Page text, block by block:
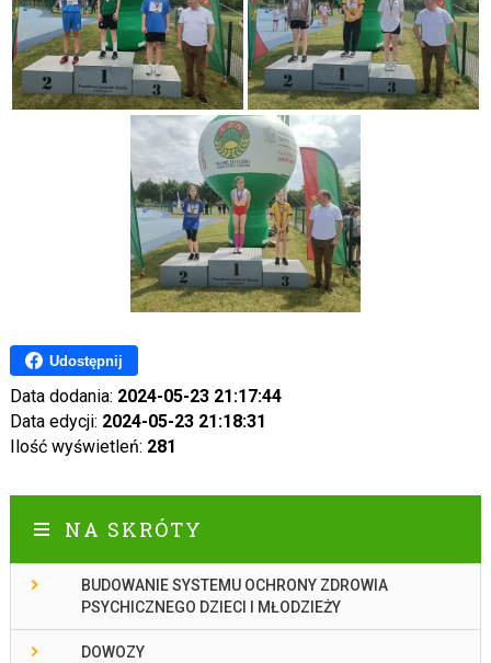
Udostępnij
Data dodania: 2024-05-23 21:17:44
Data edycji: 2024-05-23 21:18:31
Ilość wyświetleń: 281
NA SKRÓTY
BUDOWANIE SYSTEMU OCHRONY ZDROWIA
PSYCHICZNEGO DZIECI I MŁODZIEŻY
DOWOZY